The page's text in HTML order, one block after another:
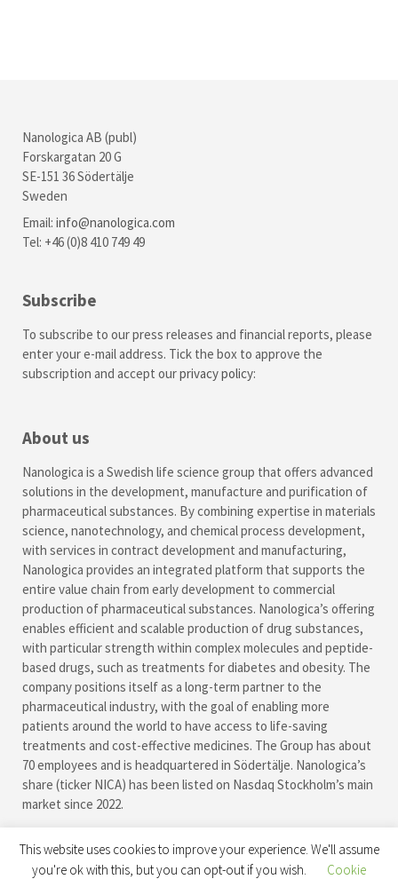
Nanologica AB (publ)
Forskargatan 20 G
SE-151 36 Södertälje
Sweden
Email: info@nanologica.com
Tel: +46 (0)8 410 749 49
Subscribe
To subscribe to our press releases and financial reports, please
enter your e-mail address. Tick the box to approve the
subscription and accept ourprivacy policy:
About us
Nanologica is a Swedish life science group that offers advanced
solutions in the development, manufacture and purification of
pharmaceutical substances. By combining expertise in materials
science, nanotechnology, and chemical process development,
with services in contract development and manufacturing,
Nanologica provides an integrated platform that supports the
entire value chain from early development to commercial
production of pharmaceutical substances. Nanologica’s offering
enables efficient and scalable production of drug substances,
with particular strength within complex molecules and peptide-
based drugs, such as treatments for diabetes and obesity. The
company positions itself as a long-term partner to the
pharmaceutical industry, with the goal of enabling more
patients around the world to have access to life-saving
treatments and cost-effective medicines. The Group has about
70 employees and is headquartered in Södertälje. Nanologica’s
share (ticker NICA) has been listed on Nasdaq Stockholm’s main
market since 2022.
This website uses cookies to improve your experience. We'll assume
you're ok with this, but you can opt-out if you wish.
Cookie